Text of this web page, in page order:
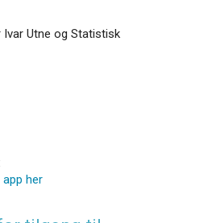
Utne og Statistisk
her